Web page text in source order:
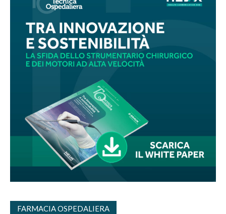
FARMACIA OSPEDALIERA